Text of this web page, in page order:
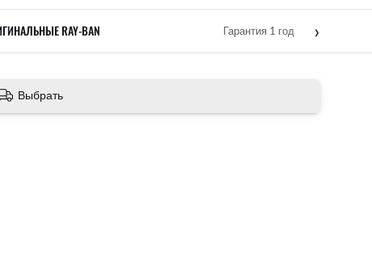
RAY-BAN Гарантия 1 год ›
Выбрать